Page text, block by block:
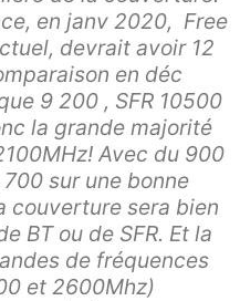
en janv 2020, Free
devrait avoir 12
en déc
9 200 , SFR 10500
la grande majorité
Avec du 900
sur une bonne
couverture sera bien
BT ou de SFR. Et la
de fréquences
et 2600Mhz)